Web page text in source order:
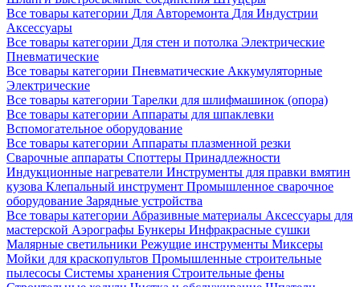
Все товары категории Для Авторемонта Для Индустрии
Аксессуары
Все товары категории Для стен и потолка Электрические
Пневматические
Все товары категории Пневматические Аккумуляторные
Электрические
Все товары категории Тарелки для шлифмашинок (опора)
Все товары категории Аппараты для шпаклевки
Вспомогательное оборудование
Все товары категории Аппараты плазменной резки
Сварочные аппараты Споттеры Принадлежности
Индукционные нагреватели Инструменты для правки вмятин
кузова Клепальный инструмент Промышленное сварочное
оборудование Зарядные устройства
Все товары категории Абразивные материалы Аксессуары для
мастерской Аэрографы Бункеры Инфракрасные сушки
Малярные светильники Режущие инструменты Миксеры
Мойки для краскопультов Промышленные строительные
пылесосы Системы хранения Строительные фены